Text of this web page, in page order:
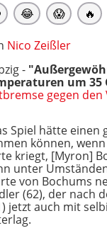
😂 😱 🔥
Nico Zeißler
-
um 35
gegen den
Spiel hätte einen
können,
kriegt, [Myron]
unter
von Bochums
(62), der nach
jetzt auch mit